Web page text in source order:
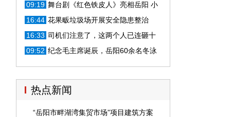
街头年味渐浓
09:19 舞台剧《红色铁皮人》亮相岳阳 小
观众乐学消防
16:44 花果畈垃圾场开展安全隐患整治
16:33 司机们注意了，这两个人已连砸十
多台车
09:52 纪念毛主席诞辰，岳阳60余名冬泳
爱好者下水畅游
热点新闻
“岳阳市畔湖湾集贸市场”项目建筑方案